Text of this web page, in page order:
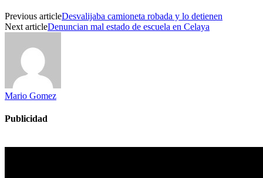
Previous articleDesvalijaba camioneta robada y lo detienen
Next articleDenuncian mal estado de escuela en Celaya
Mario Gomez
Publicidad